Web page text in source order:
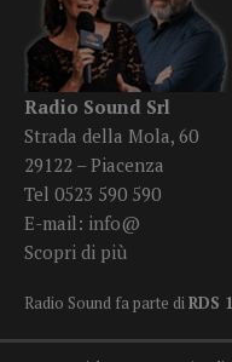
Radio Sound Srl
Strada della Mola, 60
29122 – Piacenza
Tel 0523 590 590
E-mail: info@
Scopri di più
Radio Sound fa parte di RDS